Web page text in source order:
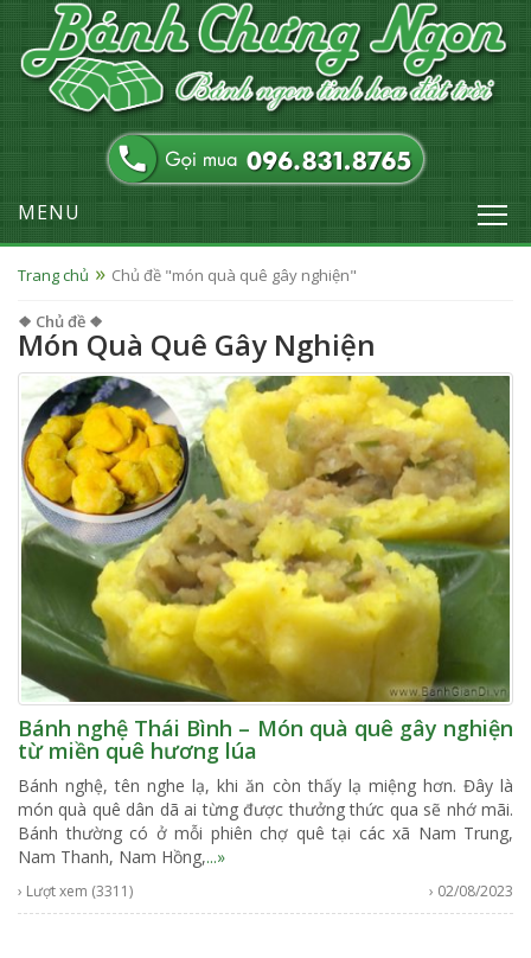
MENU
Trang chủ Chủ đề "món quà quê gây nghiện"
❖ Chủ đề ❖
Món Quà Quê Gây Nghiện
Bánh nghệ Thái Bình – Món quà quê gây nghiện
từ miền quê hương lúa
Bánh nghệ, tên nghe lạ, khi ăn còn thấy lạ miệng hơn. Đây là
món quà quê dân dã ai từng được thưởng thức qua sẽ nhớ mãi.
Bánh thường có ở mỗi phiên chợ quê tại các xã Nam Trung,
Nam Thanh, Nam Hồng,...»
› Lượt xem (3311) › 02/08/2023